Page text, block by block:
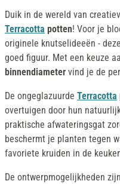
Duik in de wereld van
Terracotta potten! Voor je
originele knutselideeën - deze
goed figuur. Met een keuze
binnendiameter vind je de
De ongeglazuurde Terracotta
overtuigen door hun
praktische afwateringsgat
beschermt je planten tegen
favoriete kruiden in de
De ontwerpmogelijkheden